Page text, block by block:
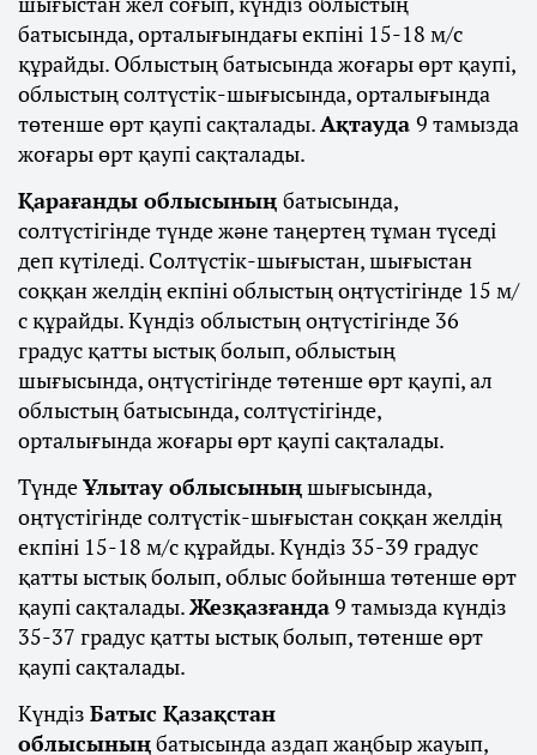
батысында, орталығындағы екпіні 15-18 м/с
құрайды. Облыстың батысында жоғары өрт қаупі,
облыстың солтүстік-шығысында, орталығында
төтенше өрт қаупі сақталады.Ақтауда 9 тамызда
жоғары өрт қаупі сақталады.
Қарағанды облысының батысында,
солтүстігінде түнде және таңертең тұман түседі
деп күтіледі. Солтүстік-шығыстан, шығыстан
соққан желдің екпіні облыстың оңтүстігінде 15 м/
с құрайды. Күндіз облыстың оңтүстігінде 36
градус қатты ыстық болып, облыстың
шығысында, оңтүстігінде төтенше өрт қаупі, ал
облыстың батысында, солтүстігінде,
орталығында жоғары өрт қаупі сақталады.
ТүндеҰлытау облысыныңшығысында,
оңтүстігінде солтүстік-шығыстан соққан желдің
екпіні 15-18 м/с құрайды. Күндіз 35-39 градус
қатты ыстық болып, облыс бойынша төтенше өрт
қаупі сақталады.Жезқазғанда9 тамызда күндіз
35-37 градус қатты ыстық болып, төтенше өрт
қаупі сақталады.
Күндіз Батыс Қазақстан
облысыныңбатысында аздап жаңбыр жауып,